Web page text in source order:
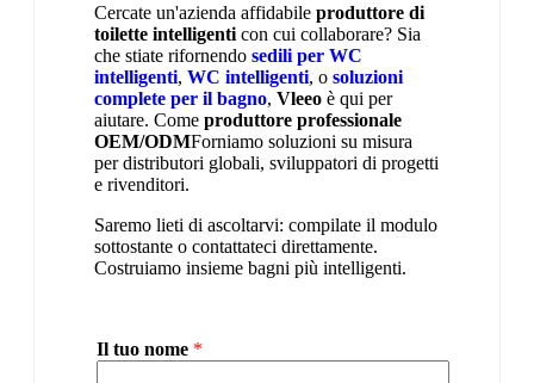
Cercate un'azienda affidabile produttore di
toilette intelligenti con cui collaborare? Sia
che stiate rifornendo sedili per WC
intelligenti, WC intelligenti, o soluzioni
complete per il bagno, Vleeo è qui per
aiutare. Come produttore professionale
OEM/ODMForniamo soluzioni su misura
per distributori globali, sviluppatori di progetti
e rivenditori.
Saremo lieti di ascoltarvi: compilate il modulo
sottostante o contattateci direttamente.
Costruiamo insieme bagni più intelligenti.
Il tuo nome *